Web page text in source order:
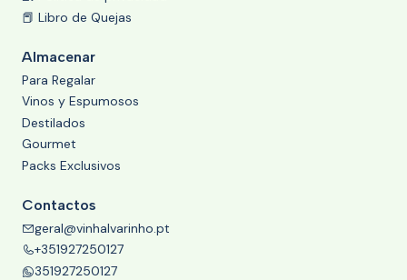
📕 Libro de Quejas
Almacenar
Para Regalar
Vinos y Espumosos
Destilados
Gourmet
Packs Exclusivos
Contactos
geral@vinhalvarinho.pt
+351927250127
351927250127